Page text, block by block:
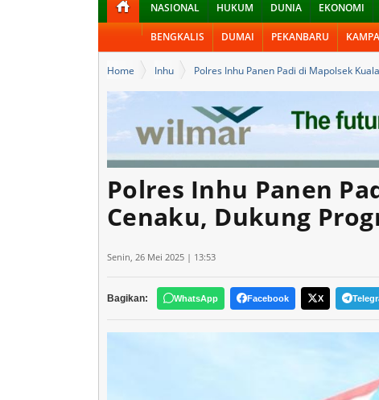
NASIONAL HUKUM DUNIA EKONOMI
BENGKALIS DUMAI PEKANBARU
Home Inhu Polres Inhu Panen Padi di Mapolsek
Polres Inhu Panen
Cenaku, Dukung
Senin, 26 Mei 2025 | 13:53
Bagikan: WhatsApp Facebook X